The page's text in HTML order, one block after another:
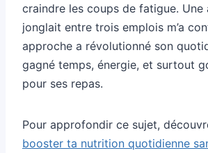
craindre les coups de fatigue. Une
jonglait entre trois emplois m’a
approche a révolutionné son
gagné temps, énergie, et surtout
pour ses repas.
Pour approfondir ce sujet,
booster ta nutrition quotidienne